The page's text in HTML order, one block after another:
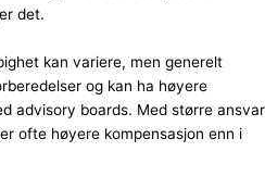
det.
kan variere, men generelt
og kan ha høyere
advisory boards. Med større ansvar
ofte høyere kompensasjon enn i